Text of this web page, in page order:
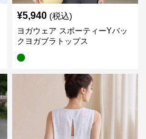
¥5,940 (税込)
ヨガウェア スポーティーYバッ
クヨガブラトップス